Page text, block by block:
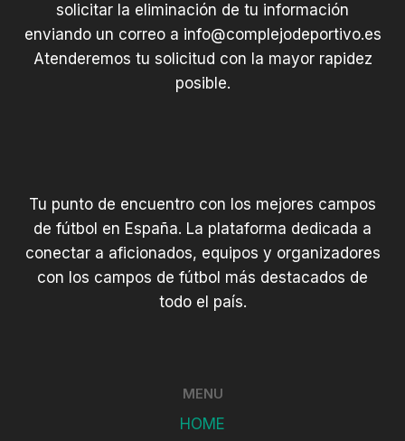
solicitar la eliminación de tu información
enviando un correo a info@complejodeportivo.es
Atenderemos tu solicitud con la mayor rapidez
posible.
Tu punto de encuentro con los mejores campos
de fútbol en España. La plataforma dedicada a
conectar a aficionados, equipos y organizadores
con los campos de fútbol más destacados de
todo el país.
MENU
HOME